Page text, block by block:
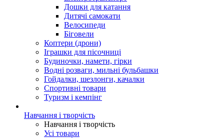
Дошки для катання
Дитячі самокати
Велосипеди
Біговели
Коптери (дрони)
Іграшки для пісочниці
Будиночки, намети, гірки
Водні розваги, мильні бульбашки
Гойдалки, шезлонги, качалки
Спортивні товари
Туризм і кемпінг
Навчання і творчість
Навчання і творчість
Усі товари